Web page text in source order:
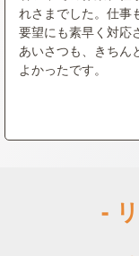
れさまでした。仕事
要望にも素早く対応
あいさつも、きちん
よかったです。
-